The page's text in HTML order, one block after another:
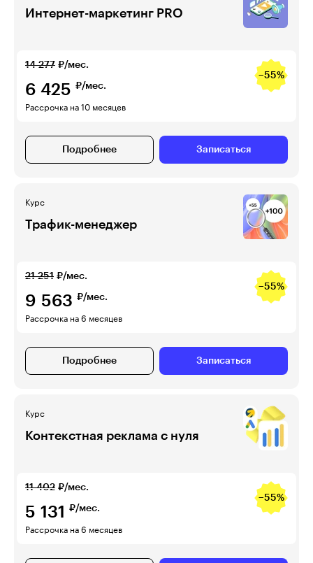
Интернет-маркетинг PRO
14 277 ₽/мес.
−55%
6 425 ₽/мес.
Рассрочка на 10 месяцев
Подробнее Записаться
Курс
Трафик-менеджер
21 251 ₽/мес.
−55%
9 563 ₽/мес.
Рассрочка на 6 месяцев
Подробнее Записаться
Курс
Контекстная реклама с нуля
11 402 ₽/мес.
−55%
5 131 ₽/мес.
Рассрочка на 6 месяцев